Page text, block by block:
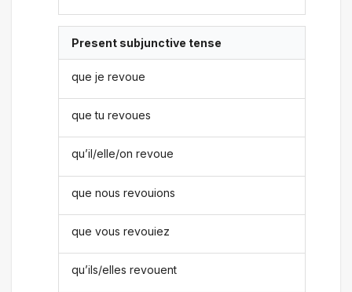
Present subjunctive tense
que je revoue
que tu revoues
qu’il/elle/on revoue
que nous revouions
que vous revouiez
qu’ils/elles revouent